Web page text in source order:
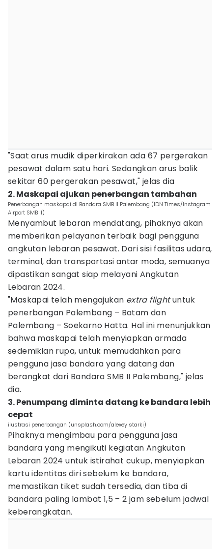
"Saat arus mudik diperkirakan ada 67 pergerakan
pesawat dalam satu hari. Sedangkan arus balik
sekitar 60 pergerakan pesawat," jelas dia
2. Maskapai ajukan penerbangan tambahan
Penerbangan maskapai di Bandara SMB II Palembang (IDN Times/Instagram
Airport SMB II)
Menyambut lebaran mendatang, pihaknya akan
memberikan pelayanan terbaik bagi pengguna
angkutan lebaran pesawat. Dari sisi fasilitas udara,
terminal, dan transportasi antar moda, semuanya
dipastikan sangat siap melayani Angkutan
Lebaran 2024.
"Maskapai telah mengajukan extra flightuntuk
penerbangan Palembang – Batam dan
Palembang – Soekarno Hatta. Hal ini menunjukkan
bahwa maskapai telah menyiapkan armada
sedemikian rupa, untuk memudahkan para
pengguna jasa bandara yang datang dan
berangkat dari Bandara SMB II Palembang," jelas
dia.
3. Penumpang diminta datang ke bandara lebih
cepat
ilustrasi penerbangan (unsplash.com/alexey starki)
Pihaknya mengimbau para pengguna jasa
bandara yang mengikuti kegiatan Angkutan
Lebaran 2024 untuk istirahat cukup, menyiapkan
kartu identitas diri sebelum ke bandara,
memastikan tiket sudah tersedia, dan tiba di
bandara paling lambat 1,5 – 2 jam sebelum jadwal
keberangkatan.